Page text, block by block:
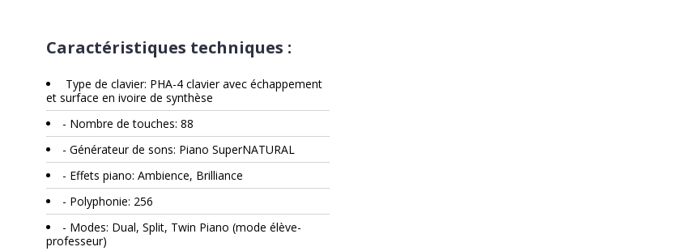
Caractéristiques techniques :
Type de clavier: PHA-4 clavier avec échappement
et surface en ivoire de synthèse
- Nombre de touches: 88
- Générateur de sons: Piano SuperNATURAL
- Effets piano: Ambience, Brilliance
- Polyphonie: 256
- Modes: Dual, Split, Twin Piano (mode élève-
professeur)